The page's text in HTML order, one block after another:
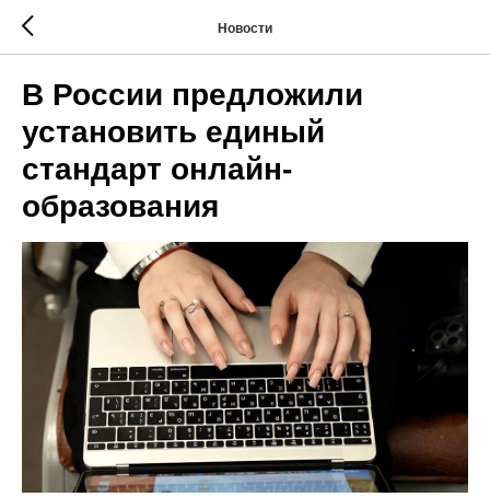
Новости
В России предложили
установить единый
стандарт онлайн-
образования